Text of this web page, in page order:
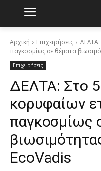
Αρχική Επιχειρήσεις
ΔΕΛΤΑ:
παγκοσμίως σε θέματα
Επιχειρήσεις
ΔΕΛΤΑ: Στο
κορυφαίων
παγκοσμίως
EcoVadis